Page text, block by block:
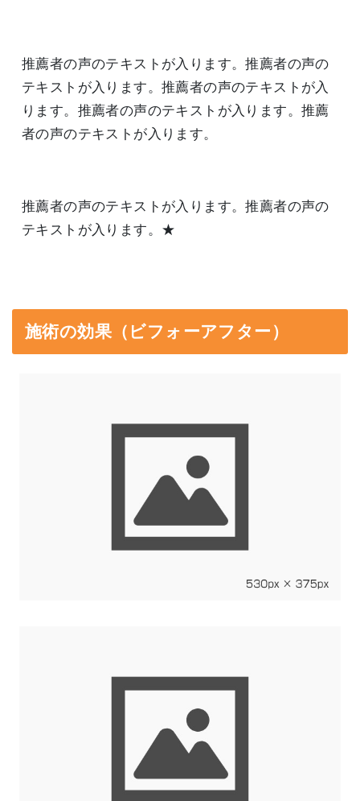
推薦者の声のテキストが入ります。推薦者の声の
テキストが入ります。推薦者の声のテキストが入
ります。推薦者の声のテキストが入ります。推薦
者の声のテキストが入ります。
推薦者の声のテキストが入ります。推薦者の声の
テキストが入ります。★
施術の効果（ビフォーアフター）